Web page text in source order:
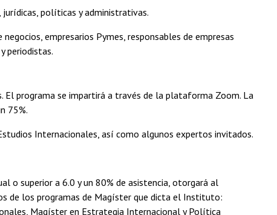
jurídicas, políticas y administrativas.
empresarios Pymes, responsables de empresas
periodistas.
programa se impartirá a través de la plataforma Zoom. La
75%.
Internacionales, así como algunos expertos invitados.
o superior a 6.0 y un 80% de asistencia, otorgará al
de los programas de Magíster que dicta el Instituto:
Magíster en Estrategia Internacional y Política